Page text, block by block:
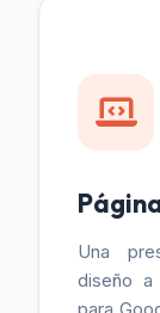
Una
diseño a